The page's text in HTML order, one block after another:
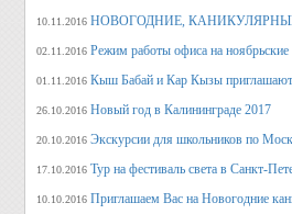
10.11.2016 НОВОГОДНИЕ,
02.11.2016 Режим работы офиса на ноябрьские
01.11.2016 Кыш Бабай и Кар Кызы
26.10.2016 Новый год в Калининграде 2017
20.10.2016 Экскурсии для школьников по
17.10.2016 Тур на фестиваль света в Санкт-
10.10.2016 Приглашаем Вас на Новогодние